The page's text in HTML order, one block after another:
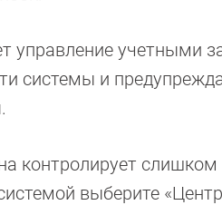
управление учетными
системы и
контролирует
выберите